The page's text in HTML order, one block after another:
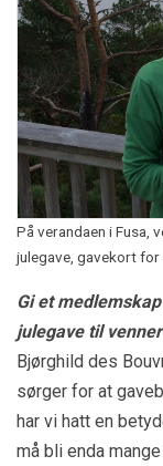
På verandaen i Fusa,
julegave, gavekort
Gi et
julegave til
Bjørghild des
sørger for at
har vi hatt en
må bli enda